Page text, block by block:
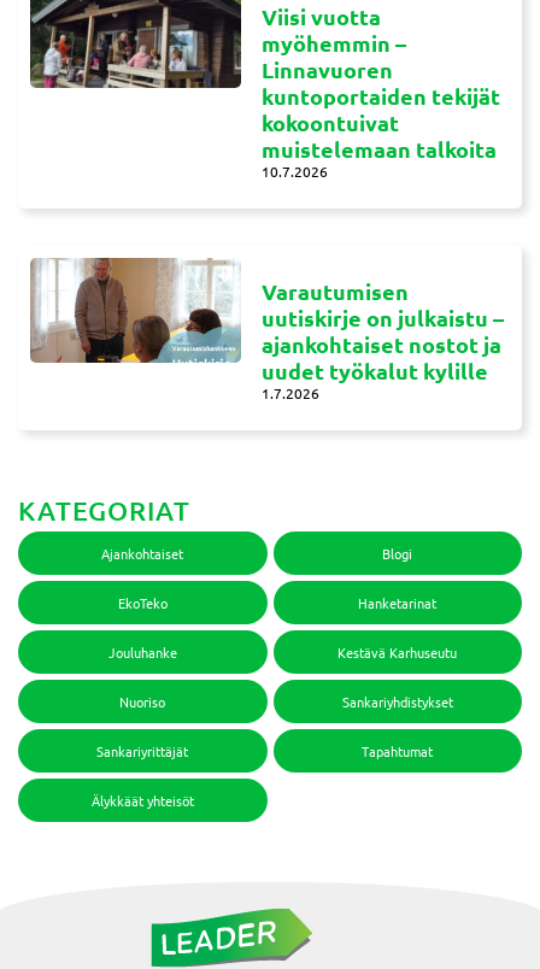
Viisi vuotta
myöhemmin –
Linnavuoren
kuntoportaiden tekijät
kokoontuivat
muistelemaan talkoita
10.7.2026
Varautumisen
uutiskirje on julkaistu –
ajankohtaiset nostot ja
uudet työkalut kylille
1.7.2026
KATEGORIAT
Ajankohtaiset Blogi
EkoTeko Hanketarinat
Jouluhanke Kestävä Karhuseutu
Nuoriso Sankariyhdistykset
Sankariyrittäjät Tapahtumat
Älykkäät yhteisöt